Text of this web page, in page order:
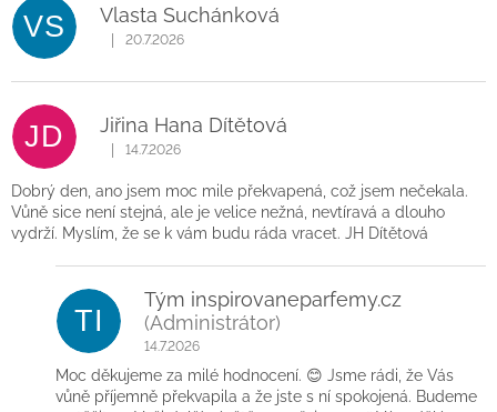
VS Vlasta Suchánková
Hodnocení obchodu je 5 z 5 hvězdiček.
20.7.2026
JD Jiřina Hana Dítětová
Hodnocení obchodu je 5 z 5 hvězdiček.
14.7.2026
Dobrý den, ano jsem moc mile překvapená, což jsem nečekala.
Vůně sice není stejná, ale je velice nežná, nevtíravá a dlouho
vydrží. Myslím, že se k vám budu ráda vracet. JH Dítětová
TI
Tým inspirovaneparfemy.cz
(Administrátor)
14.7.2026
Moc děkujeme za milé hodnocení. 😊 Jsme rádi, že Vás
vůně příjemně překvapila a že jste s ní spokojená. Budeme